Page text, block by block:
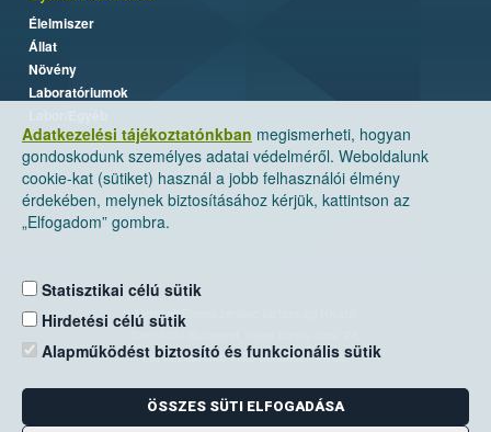
Adatkezelési tájékoztatónkban megismerheti, hogyan
gondoskodunk személyes adatai védelméről. Weboldalunk
cookie-kat (sütiket) használ a jobb felhasználói élmény
érdekében, melynek biztosításához kérjük, kattintson az
„Elfogadom” gombra.
Statisztikai célú sütik
Hirdetési célú sütik
Alapműködést biztosító és funkcionális sütik
ÖSSZES SÜTI ELFOGADÁSA
Élelmiszer
Állat
Növény
Laboratóriumok
Nemzeti Élelmiszerlánc-biztonsági Hivatal
Levelezési cím: 1525 Budapest. Pf. 30.
E-mail:ugyfelszolgalat@nebih.gov.hu